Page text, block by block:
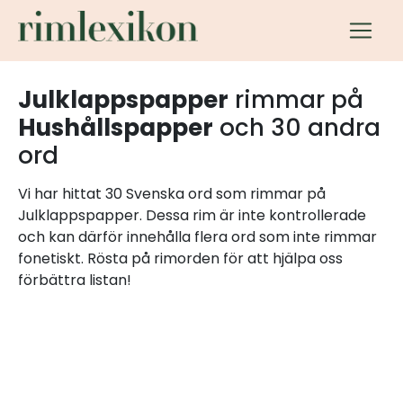
Julklappspapper rimmar på
Hushållspapper och 30 andra
ord
Vi har hittat 30 Svenska ord som rimmar på
Julklappspapper. Dessa rim är inte kontrollerade
och kan därför innehålla flera ord som inte rimmar
fonetiskt. Rösta på rimorden för att hjälpa oss
förbättra listan!